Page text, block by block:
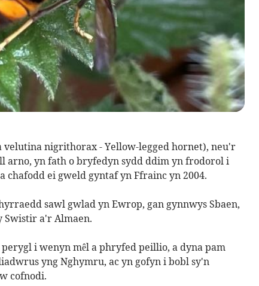
velutina nigrithorax - Yellow-legged hornet), neu'r
arno, yn fath o bryfedyn sydd ddim yn frodorol i
chafodd ei gweld gyntaf yn Ffrainc yn 2004.
sawl gwlad yn Ewrop, gan gynnwys Sbaen,
Swistir a'r Almaen.
i wenyn mêl a phryfed peillio, a dyna pam
yng Nghymru, ac yn gofyn i bobl sy'n
cofnodi.